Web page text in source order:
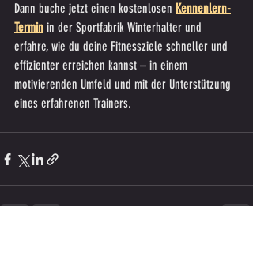
Dann buche jetzt einen kostenlosen Kennenlern-
Termin in der Sportfabrik Winterhalter und
erfahre, wie du deine Fitnessziele schneller und
effizienter erreichen kannst – in einem
motivierenden Umfeld und mit der Unterstützung
eines erfahrenen Trainers.